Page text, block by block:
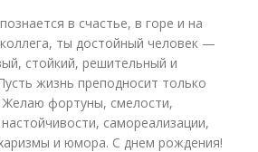
в счастье, в горе и на
ты достойный человек —
стойкий, решительный и
жизнь преподносит только
фортуны, смелости,
самореализации,
и юмора. С днем рождения!